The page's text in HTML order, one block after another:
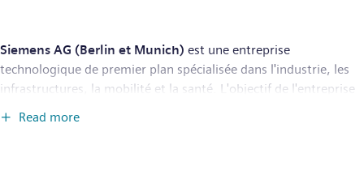
Siemens AG (Berlin et Munich) est une entreprise
technologique de premier plan spécialisée dans l'industrie, les
infrastructures, la mobilité et la santé. L'objectif de l'entreprise
Read more